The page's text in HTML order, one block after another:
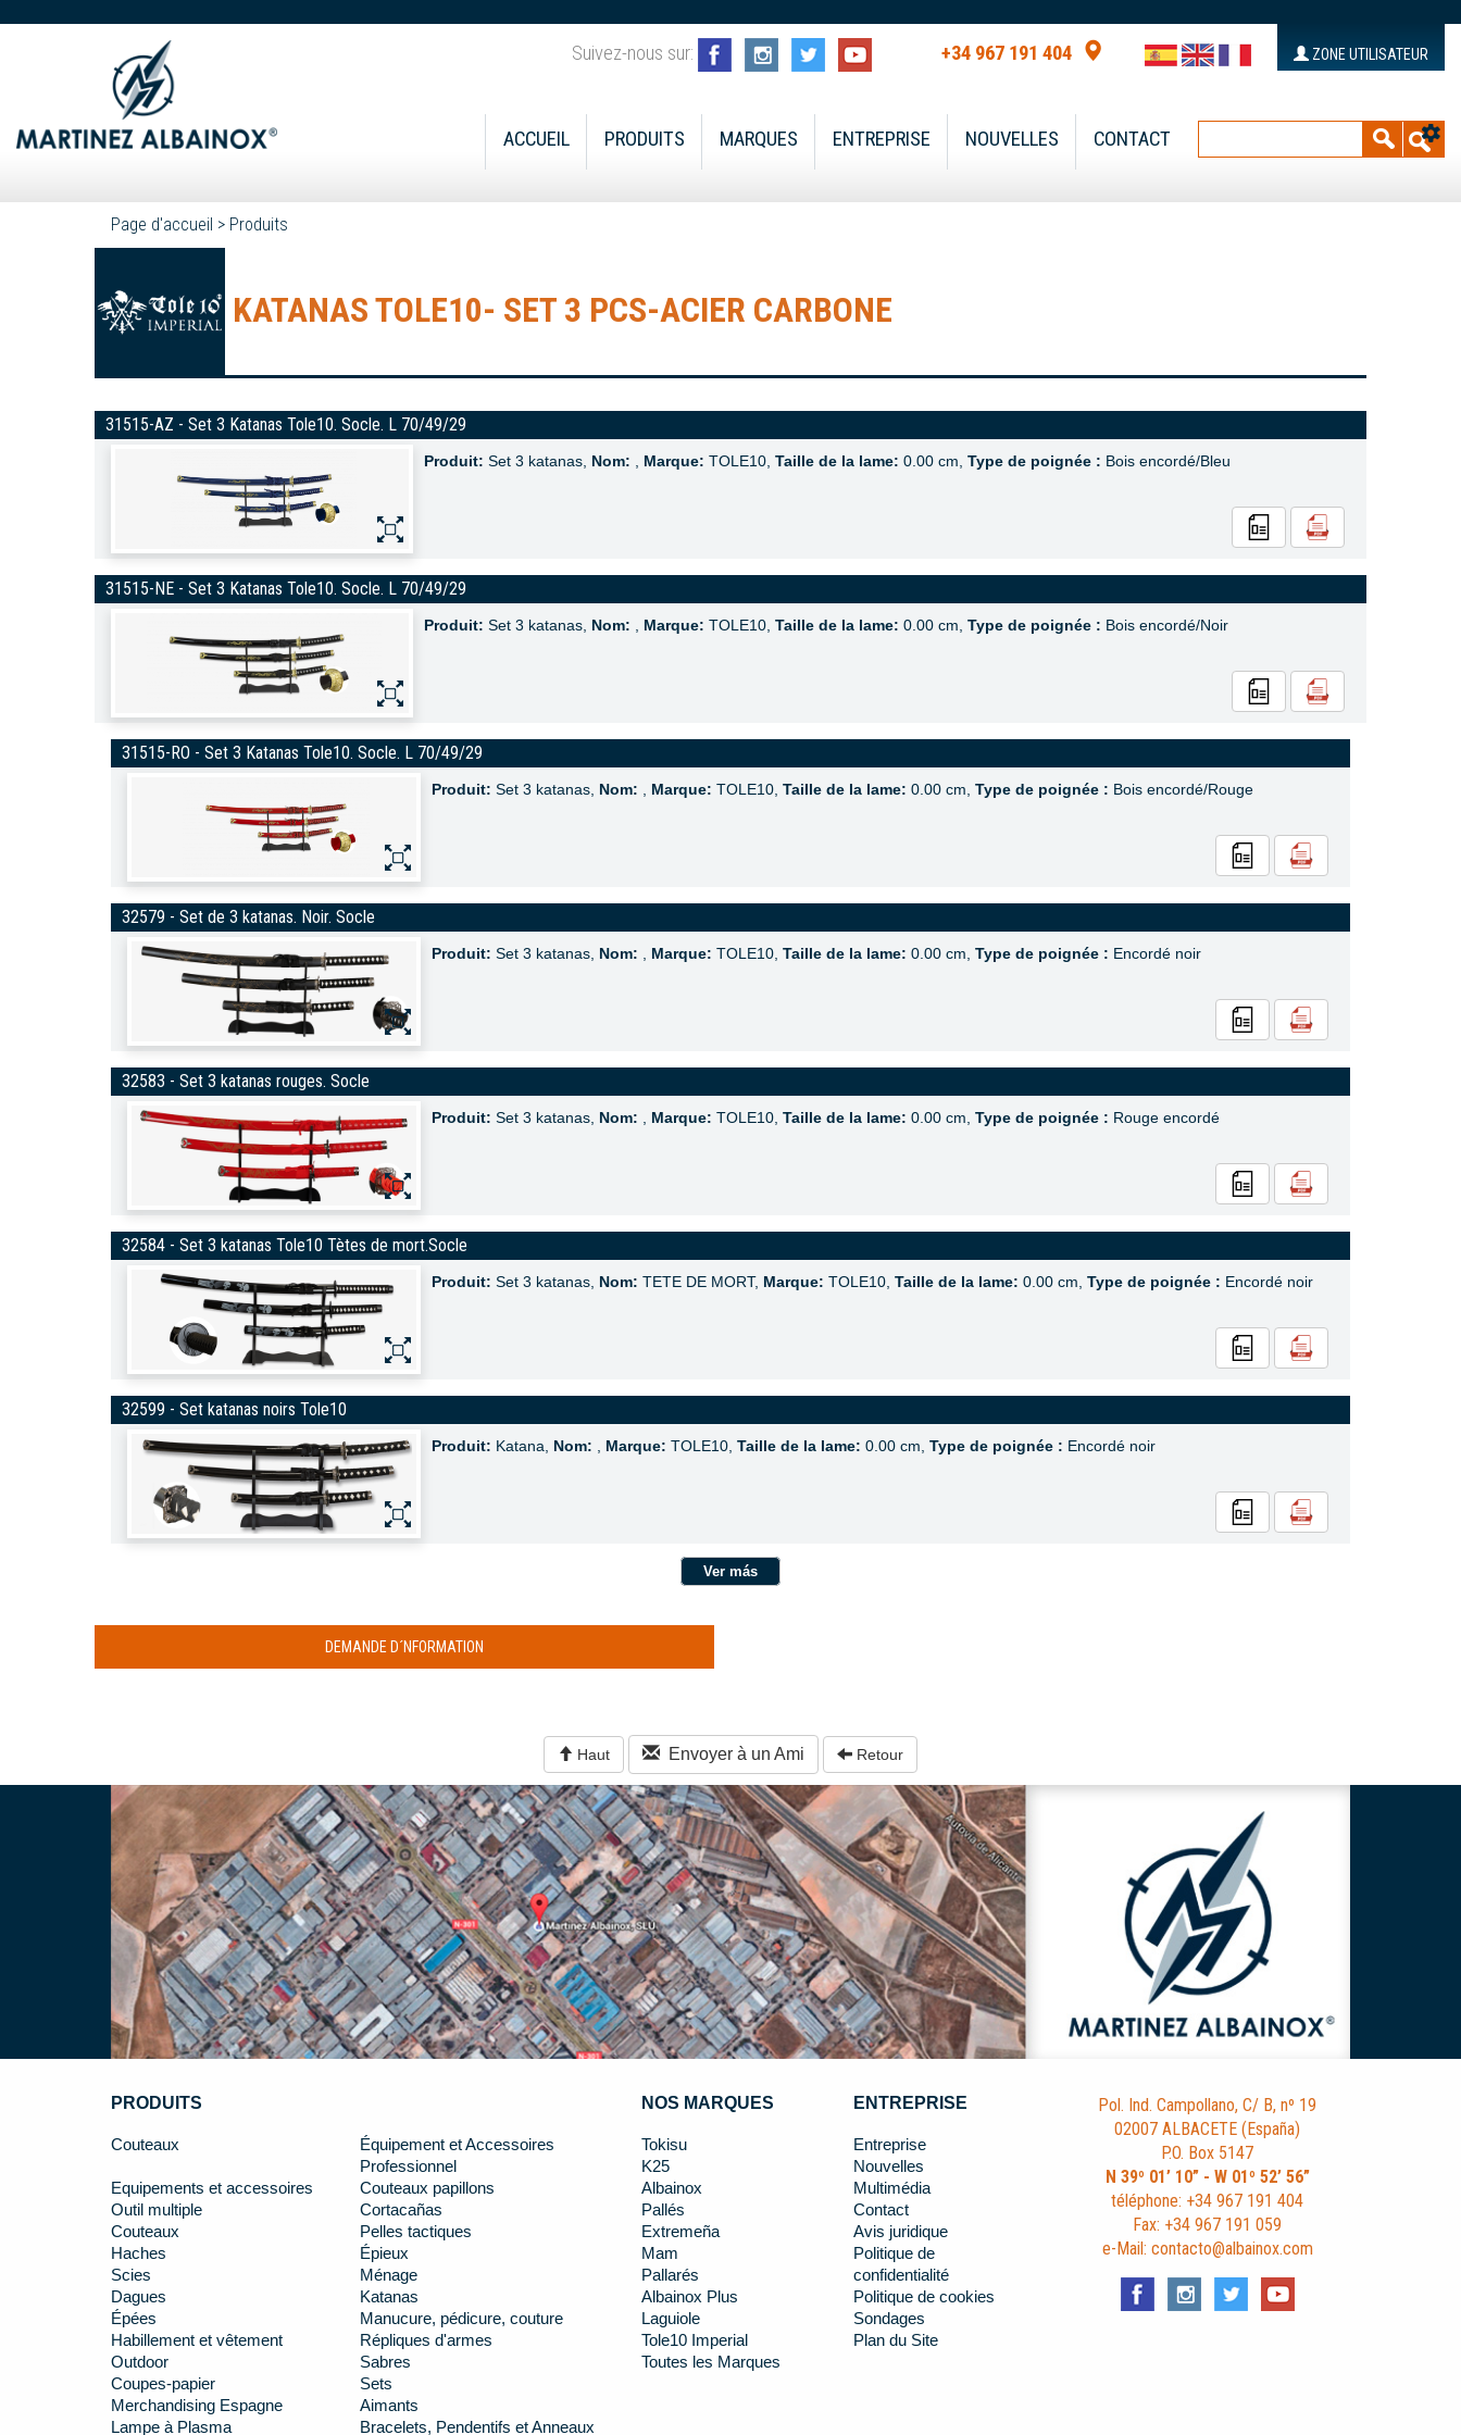
Suivez-nous sur: +34 967 191 404 ZONE UTILISATEUR
ACCUEIL PRODUITS MARQUES ENTREPRISE NOUVELLES CONTACT
Page d'accueil > Produits
KATANAS TOLE10- SET 3 PCS-ACIER CARBONE
31515-AZ - Set 3 Katanas Tole10. Socle. L 70/49/29
Produit: Set 3 katanas, Nom: Marque: TOLE10, Taille de la lame: 0.00 cm, Type de poignée : Bois encordé/Bleu
31515-NE - Set 3 Katanas Tole10. Socle. L 70/49/29
Produit: Set 3 katanas, Nom: Marque: TOLE10, Taille de la lame: 0.00 cm, Type de poignée : Bois encordé/Noir
31515-RO - Set 3 Katanas Tole10. Socle. L 70/49/29
Produit: Set 3 katanas, Nom: Marque: TOLE10, Taille de la lame: 0.00 cm, Type de poignée : Bois encordé/Rouge
32579 - Set de 3 katanas. Noir. Socle
Produit: Set 3 katanas, Nom: Marque: TOLE10, Taille de la lame: 0.00 cm, Type de poignée : Encordé noir
32583 - Set 3 katanas rouges. Socle
Produit: Set 3 katanas, Nom: Marque: TOLE10, Taille de la lame: 0.00 cm, Type de poignée : Rouge encordé
32584 - Set 3 katanas Tole10 Tètes de mort.Socle
Produit: Set 3 katanas, Nom: TETE DE MORT, Marque: TOLE10, Taille de la lame: 0.00 cm, Type de poignée : Encordé noir
32599 - Set katanas noirs Tole10
Produit: Katana, Nom: Marque: TOLE10, Taille de la lame: 0.00 cm, Type de poignée : Encordé noir
Ver más
DEMANDE D´NFORMATION
Haut Envoyer à un Ami Retour
PRODUITS
Couteaux
Équipement et Accessoires
Professionnel
Equipements et accessoires
Couteaux papillons
Outil multiple
Cortacañas
Couteaux
Pelles tactiques
Haches
Épieux
Scies
Ménage
Dagues
Katanas
Épées
Manucure, pédicure, couture
Habillement et vêtement
Répliques d'armes
Outdoor
Sabres
Coupes-papier
Sets
Merchandising Espagne
Aimants
Lampe à Plasma
Bracelets, Pendentifs et Anneaux
NOS MARQUES
Tokisu
K25
Albainox
Pallés
Extremeña
Mam
Pallarés
Albainox Plus
Laguiole
Tole10 Imperial
Toutes les Marques
ENTREPRISE
Entreprise
Nouvelles
Multimédia
Contact
Avis juridique
Politique de
confidentialité
Politique de cookies
Sondages
Plan du Site
Pol. Ind. Campollano, C/ B, nº 19
02007 ALBACETE (España)
P.O. Box 5147
N 39º 01’ 10” - W 01º 52’ 56”
téléphone: +34 967 191 404
Fax: +34 967 191 059
e-Mail: contacto@albainox.com